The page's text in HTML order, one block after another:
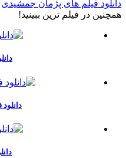
دانلود فیلم های پژمان جمشیدی
همچنين در فيلم ترين ببينيد!